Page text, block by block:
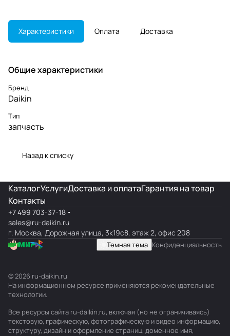
Характеристики Оплата Доставка
Общие характеристики
Бренд
Daikin
Тип
запчасть
Назад к списку
КаталогУслугиДоставка и оплатаГарантия на товар
Контакты
+7 499 703-37-18
sales@ru-daikin.ru
г. Москва, Дорожная улица, 3к19с8, этаж 2, офис 208
Темная тема Конфиденциальность
© 2026 ru-daikin.ru
На информационном ресурсе применяются рекомендательные
технологии.
Все ресурсы сайта ru-daikin.ru, включая (но не ограничиваясь)
текстовую, графическую, фотографическую и видео информацию,
структуру, дизайн и оформление страниц, доменное имя,